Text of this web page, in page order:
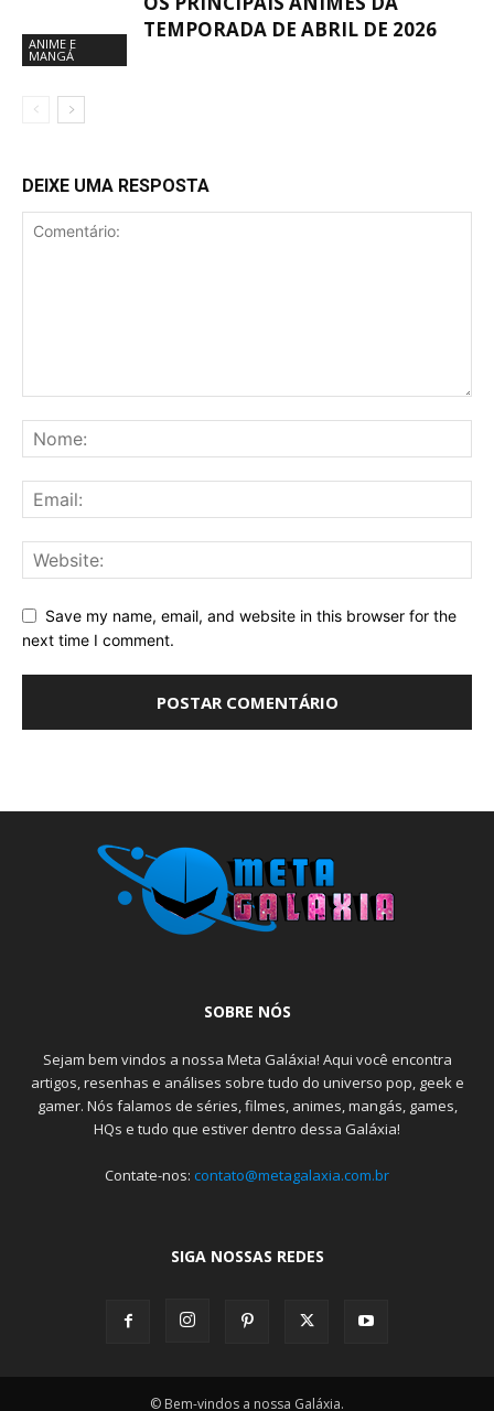
ANIME E
MANGÁ
TEMPORADA DE ABRIL DE 2026
DEIXE UMA RESPOSTA
Save my name, email, and website in this browser for the
next time I comment.
SOBRE NÓS
Sejam bem vindos a nossa Meta Galáxia! Aqui você encontra
artigos, resenhas e análises sobre tudo do universo pop, geek e
gamer. Nós falamos de séries, filmes, animes, mangás, games,
HQs e tudo que estiver dentro dessa Galáxia!
Contate-nos: contato@metagalaxia.com.br
SIGA NOSSAS REDES
© Bem-vindos a nossa Galáxia.